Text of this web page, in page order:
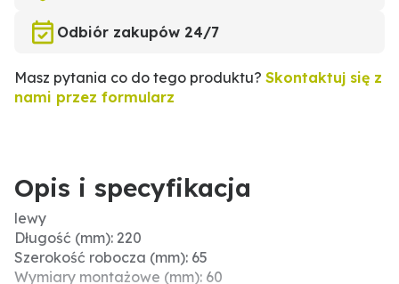
Odbiór zakupów 24/7
Masz pytania co do tego produktu? Skontaktuj się z
nami przez formularz
Opis i specyfikacja
lewy
Długość (mm): 220
Szerokość robocza (mm): 65
Wymiary montażowe (mm): 60